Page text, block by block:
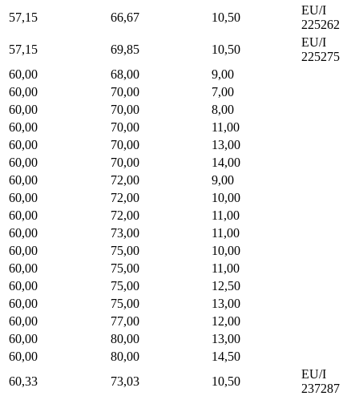
57,15
66,67 10,50
EU/I
225262
57,15
69,85 10,50
EU/I
225275
60,00
68,00
9,00
60,00
70,00
7,00
60,00
70,00
8,00
60,00
70,00
11,00
60,00
70,00
13,00
60,00
70,00
14,00
60,00
72,00
9,00
60,00
72,00
10,00
60,00
72,00
11,00
60,00
73,00
11,00
60,00
75,00
10,00
60,00
75,00
11,00
60,00
75,00
12,50
60,00
75,00
13,00
60,00
77,00
12,00
60,00
80,00
13,00
60,00
80,00
14,50
60,33
73,03 10,50
EU/I
237287